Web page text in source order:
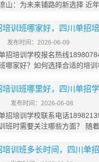
山：为未来铺路的新选择 近
培训班哪家好，四川单招
发布时间：2026-06-09
招培训学校报名热线
哪家好？如何选择合适的培
培训班哪里好，四川单招
发布时间：2026-06-08
招培训学校联系电话
班时需要关注哪些方面？ 随
培训班多长时间，四川单招